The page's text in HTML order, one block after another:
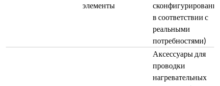
элементы
в соответствии с
реальными
потребностями)
Аксессуары для
проводки
нагревательных